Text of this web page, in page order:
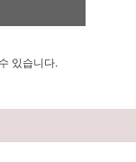
있습니다.